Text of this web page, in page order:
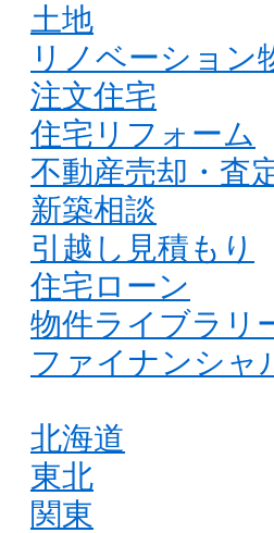
土地
リノベーション
注文住宅
住宅リフォーム
不動産売却・査
新築相談
引越し見積もり
住宅ローン
物件ライブラリ
ファイナンシャ
北海道
東北
関東